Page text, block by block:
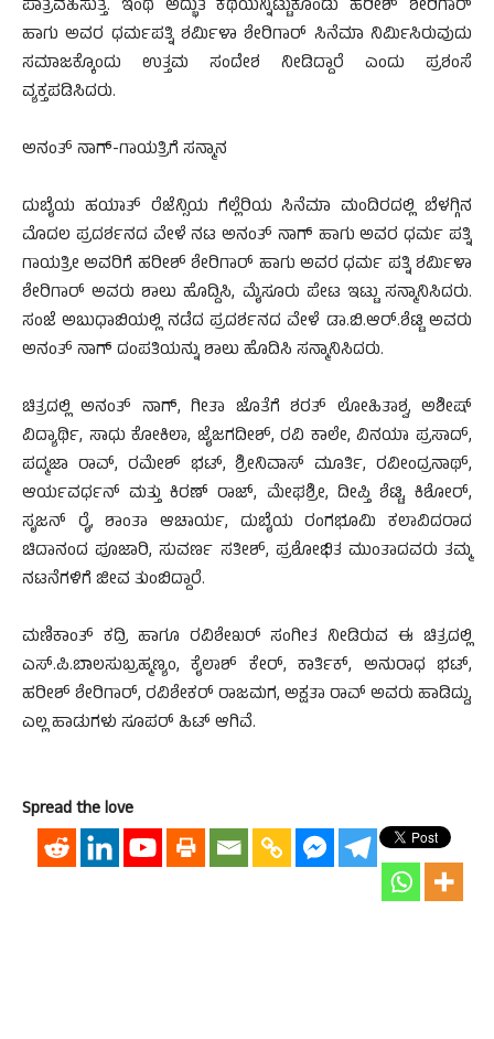
ಪಾತ್ರವಹಿಸುತ್ತೆ. ಇಂಥ ಅದ್ಭುತ ಕಥೆಯನ್ನಿಟ್ಟುಕೊಂಡು ಹರೀಶ್ ಶೇರಿಗಾರ್
ಹಾಗು ಅವರ ಧರ್ಮಪತ್ನಿ ಶರ್ಮಿಳಾ ಶೇರಿಗಾರ್ ಸಿನೆಮಾ ನಿರ್ಮಿಸಿರುವುದು
ಸಮಾಜಕ್ಕೊಂದು ಉತ್ತಮ ಸಂದೇಶ ನೀಡಿದ್ದಾರೆ ಎಂದು ಪ್ರಶಂಸೆ
ವ್ಯಕ್ತಪಡಿಸಿದರು.
ಅನಂತ್ ನಾಗ್-ಗಾಯತ್ರಿಗೆ ಸನ್ಮಾನ
ದುಬೈಯ ಹಯಾತ್ ರೆಜೆನ್ಸಿಯ ಗೆಲ್ಲೆರಿಯ ಸಿನೆಮಾ ಮಂದಿರದಲ್ಲಿ ಬೆಳಗ್ಗಿನ
ಮೊದಲ ಪ್ರದರ್ಶನದ ವೇಳೆ ನಟ ಅನಂತ್ ನಾಗ್ ಹಾಗು ಅವರ ಧರ್ಮ ಪತ್ನಿ
ಗಾಯತ್ರೀ ಅವರಿಗೆ ಹರೀಶ್ ಶೇರಿಗಾರ್ ಹಾಗು ಅವರ ಧರ್ಮ ಪತ್ನಿ ಶರ್ಮಿಳಾ
ಶೇರಿಗಾರ್ ಅವರು ಶಾಲು ಹೊದ್ದಿಸಿ, ಮೈಸೂರು ಪೇಟ ಇಟ್ಟು ಸನ್ಮಾನಿಸಿದರು.
ಸಂಜೆ ಅಬುಧಾಬಿಯಲ್ಲಿ ನಡೆದ ಪ್ರದರ್ಶನದ ವೇಳೆ ಡಾ.ಬಿ.ಆರ್.ಶೆಟ್ಟಿ ಅವರು
ಅನಂತ್ ನಾಗ್ ದಂಪತಿಯನ್ನು ಶಾಲು ಹೊದಿಸಿ ಸನ್ಮಾನಿಸಿದರು.
ಚಿತ್ರದಲ್ಲಿ ಅನಂತ್ ನಾಗ್, ಗೀತಾ ಜೊತೆಗೆ ಶರತ್ ಲೋಹಿತಾಶ್ವ, ಅಶೀಷ್
ವಿದ್ಯಾರ್ಥಿ, ಸಾಧು ಕೋಕಿಲಾ, ಜೈಜಗದೀಶ್, ರವಿ ಕಾಲೇ, ವಿನಯಾ ಪ್ರಸಾದ್,
ಪದ್ಮಜಾ ರಾವ್, ರಮೇಶ್ ಭಟ್, ಶ್ರೀನಿವಾಸ್ ಮೂರ್ತಿ, ರವೀಂದ್ರನಾಥ್,
ಆರ್ಯವರ್ಧನ್ ಮತ್ತು ಕಿರಣ್ ರಾಜ್, ಮೇಘಶ್ರೀ, ದೀಪ್ತಿ ಶೆಟ್ಟಿ, ಕಿಶೋರ್,
ಸೃಜನ್ ರೈ, ಶಾಂತಾ ಆಚಾರ್ಯ, ದುಬೈಯ ರಂಗಭೂಮಿ ಕಲಾವಿದರಾದ
ಚಿದಾನಂದ ಪೂಜಾರಿ, ಸುವರ್ಣ ಸತೀಶ್, ಪ್ರಶೋಭಿತ ಮುಂತಾದವರು ತಮ್ಮ
ನಟನೆಗಳಿಗೆ ಜೀವ ತುಂಬಿದ್ದಾರೆ.
ಮಣಿಕಾಂತ್ ಕದ್ರಿ ಹಾಗೂ ರವಿಶೇಖರ್ ಸಂಗೀತ ನೀಡಿರುವ ಈ ಚಿತ್ರದಲ್ಲಿ
ಎಸ್.ಪಿ.ಬಾಲಸುಬ್ರಹ್ಮಣ್ಯಂ, ಕೈಲಾಶ್ ಕೇರ್, ಕಾರ್ತಿಕ್, ಅನುರಾಧ ಭಟ್,
ಹರೀಶ್ ಶೇರಿಗಾರ್, ರವಿಶೇಕರ್ ರಾಜಮಗ, ಅಕ್ಷತಾ ರಾವ್ ಅವರು ಹಾಡಿದ್ದು,
ಎಲ್ಲ ಹಾಡುಗಳು ಸೂಪರ್ ಹಿಟ್ ಆಗಿವೆ.
Spread the love